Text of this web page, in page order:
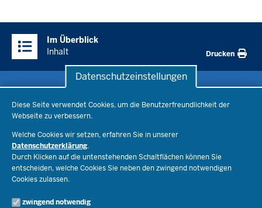
Datenschutzeinstellungen
Diese Seite verwendet Cookies, um die Benutzerfreundlichkeit der
Webseite zu verbessern.
Welche Cookies wir setzen, erfahren Sie in unserer
Datenschutzerklärung.
Durch Klicken auf die untenstehenden Schaltflächen können Sie
entscheiden, welche Cookies Sie neben den zwingend notwendigen
Cookies zulassen.
zwingend notwendig
Inhalte
Im Überblick
Inhalt
Drucken
Bildungsthemen
Lehrkräfte
Recht
Schulleben
Ministerium
Ministerin Dorothee Feller
Staatssekretär Dr. Urban Mauer
Open Government
Presse
Pressefotos
Service